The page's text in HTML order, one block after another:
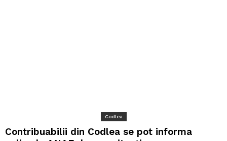
Codlea
Contribuabilii din Codlea se pot informa